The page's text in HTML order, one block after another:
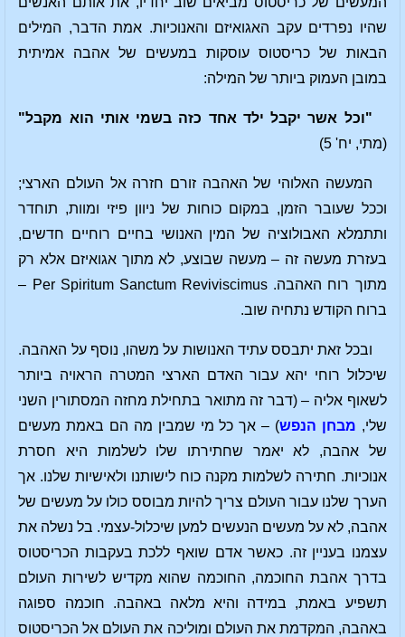
שהיו נפרדים עקב האגואיזם והאנוכיות. אמת הדבר, המילים
הבאות של כריסטוס עוסקות במעשים של אהבה אמיתית
במובן העמוק ביותר של המילה:
"וכל אשר יקבל ילד אחד כזה בשמי אותי הוא מקבל"
(מתי, יח' 5)
המעשה האלוהי של האהבה זורם חזרה אל העולם הארצי;
וככל שעובר הזמן, במקום כוחות של ניוון פיזי ומוות, תוחדר
ותתמלא האבולוציה של המין האנושי בחיים רוחיים חדשים,
בעזרת מעשה זה – מעשה שבוצע, לא מתוך אגואיזם אלא רק
מתוך רוח האהבה. Per Spiritum Sanctum Reviviscimus –
ברוח הקודש נתחיה שוב.
ובכל זאת יתבסס עתיד האנושות על משהו, נוסף על האהבה.
שיכלול רוחי יהא עבור האדם הארצי המטרה הראויה ביותר
לשאוף אליה – (דבר זה מתואר בתחילת מחזה המסתורין השני
שלי, מבחן הנפש) – אך כל מי שמבין מה הם באמת מעשים
של אהבה, לא יאמר שחתירתו שלו לשלמות היא חסרת
אנוכיות. חתירה לשלמות מקנה כוח לישותנו ולאישיות שלנו. אך
הערך שלנו עבור העולם צריך להיות מבוסס כולו על מעשים של
אהבה, לא על מעשים הנעשים למען שיכלול-עצמי. בל נשלה את
עצמנו בעניין זה. כאשר אדם שואף ללכת בעקבות הכריסטוס
בדרך אהבת החוכמה, החוכמה שהוא מקדיש לשירות העולם
תשפיע באמת, במידה והיא מלאה באהבה. חוכמה ספוגה
באהבה, המקדמת את העולם ומוליכה את העולם אל הכריסטוס